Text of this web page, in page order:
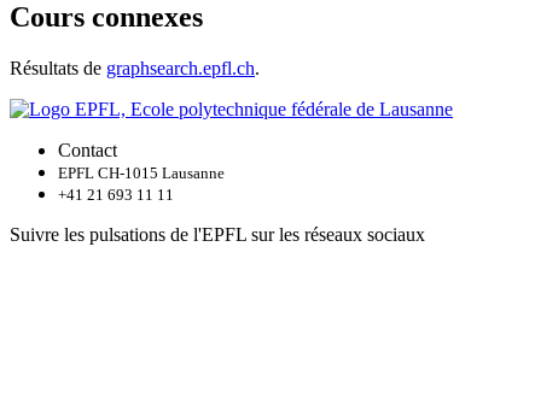
Cours connexes
Résultats de graphsearch.epfl.ch.
Contact
EPFL CH-1015 Lausanne
+41 21 693 11 11
Suivre les pulsations de l'EPFL sur les réseaux sociaux